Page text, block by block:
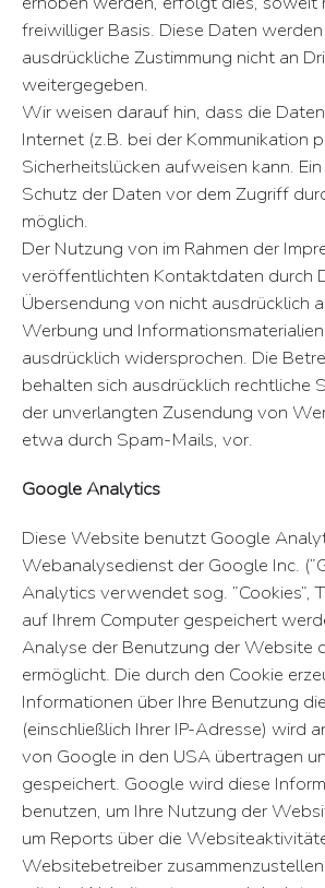
freiwilliger Basis. Diese Daten
ausdrückliche Zustimmung nicht an
weitergegeben.
Wir weisen darauf hin, dass die
Internet (z.B. bei der Kommunikation
Sicherheitslücken aufweisen kann.
Schutz der Daten vor dem Zugriff
möglich.
Der Nutzung von im Rahmen der
veröffentlichten Kontaktdaten durch
Übersendung von nicht ausdrücklich
Werbung und
ausdrücklich widersprochen. Die
behalten sich ausdrücklich rechtliche
der unverlangten Zusendung von
etwa durch Spam-Mails, vor.
Google Analytics
Diese Website benutzt Google
Webanalysedienst der Google Inc.
Analytics verwendet sog. ”Cookies”,
auf Ihrem Computer gespeichert
Analyse der Benutzung der Website
ermöglicht. Die durch den Cookie
Informationen über Ihre Benutzung
(einschließlich Ihrer IP-Adresse) wird
von Google in den USA übertragen
gespeichert. Google wird diese
benutzen, um Ihre Nutzung der
um Reports über die
Websitebetreiber